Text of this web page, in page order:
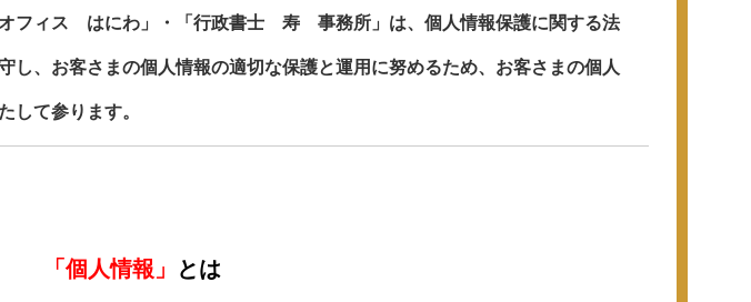
フィス はにわ」・「行政書士 寿 事務所」は、個人情報保護に関する法
し、お客さまの個人情報の適切な保護と運用に努めるため、お客さまの個人
して参ります。
「個人情報」 とは